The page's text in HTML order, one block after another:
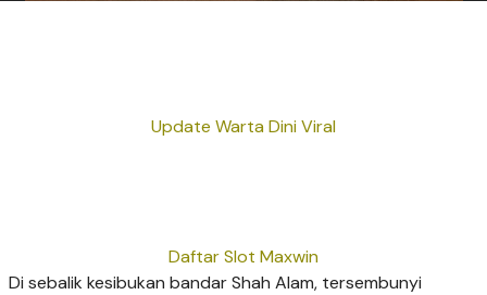
Update Warta Dini Viral
Daftar Slot Maxwin
Di sebalik kesibukan bandar Shah Alam, tersembunyi